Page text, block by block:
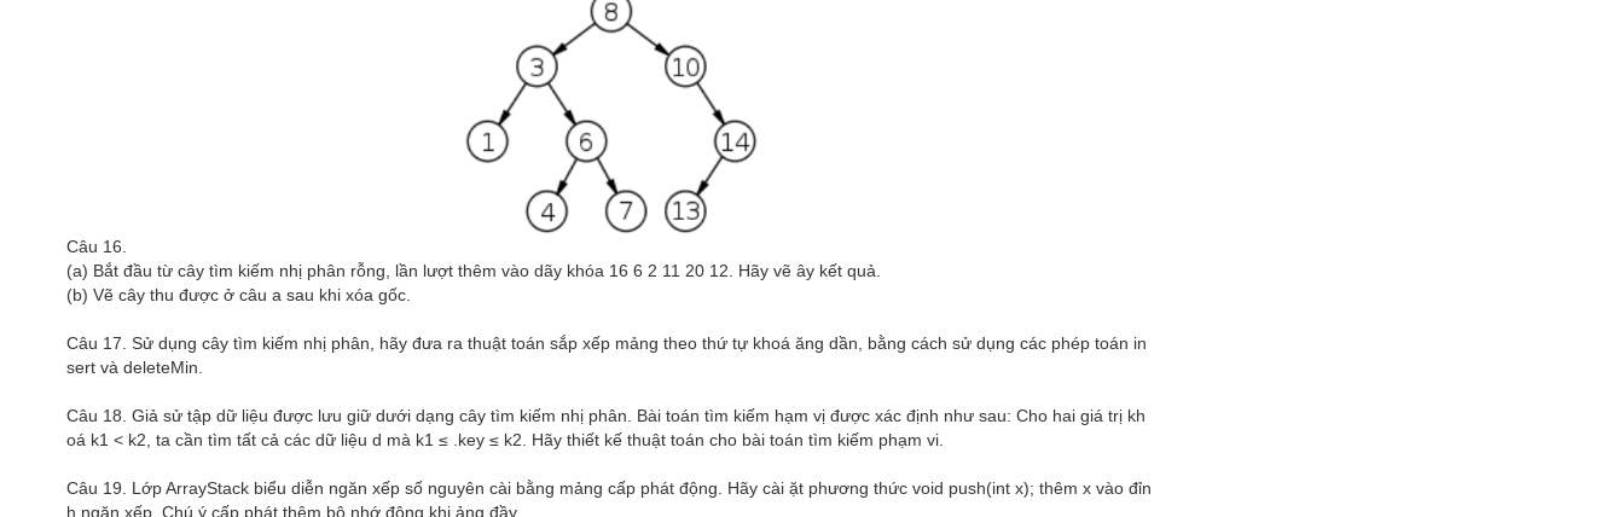
Câu 16.
(a) Bắt đầu từ cây tìm kiếm nhị phân rỗng, lần lượt thêm vào dãy khóa 16 6 2 11 20 12. Hãy vẽ ây kết quả.
(b) Vẽ cây thu được ở câu a sau khi xóa gốc.
Câu 17. Sử dụng cây tìm kiếm nhị phân, hãy đưa ra thuật toán sắp xếp mảng theo thứ tự khoá ăng dần, bằng cách sử dụng các phép toán in
sert và deleteMin.
Câu 18. Giả sử tập dữ liệu được lưu giữ dưới dạng cây tìm kiếm nhị phân. Bài toán tìm kiếm hạm vị được xác định như sau: Cho hai giá trị kh
oá k1 < k2, ta cần tìm tất cả các dữ liệu d mà k1 ≤ .key ≤ k2. Hãy thiết kế thuật toán cho bài toán tìm kiếm phạm vi.
Câu 19. Lớp ArrayStack biểu diễn ngăn xếp số nguyên cài bằng mảng cấp phát động. Hãy cài ặt phương thức void push(int x); thêm x vào đỉn
h ngăn xếp. Chú ý cấp phát thêm bộ nhớ động khi ảng đầy